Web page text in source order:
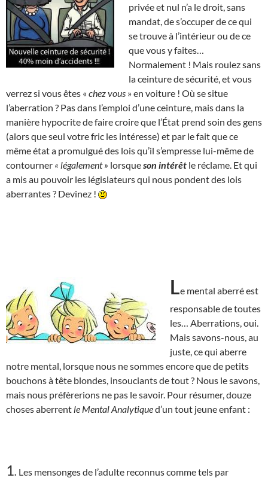
privée et nul n’a le droit, sans
mandat, de s’occuper de ce qui
se trouve à l’intérieur ou de ce
que vous y faites…
Normalement ! Mais roulez sans
la ceinture de sécurité, et vous
verrez si vous êtes « chez vous » en voiture ! Où se situe
l’aberration ? Pas dans l’emploi d’une ceinture, mais dans la
manière hypocrite de faire croire que l’État prend soin des gens
(alors que seul votre fric les intéresse) et par le fait que ce
même état a promulgué des lois qu’il s’empresse lui-même de
contourner « légalement » lorsqueson intérêt le réclame. Et qui
a mis au pouvoir les législateurs qui nous pondent des lois
aberrantes ? Devinez !
Le mental aberré est
responsable de toutes
les… Aberrations, oui.
Mais savons-nous, au
juste, ce qui aberre
notre mental, lorsque nous ne sommes encore que de petits
bouchons à tête blondes, insouciants de tout ? Nous le savons,
mais nous préfèrerions ne pas le savoir. Pour résumer, douze
choses aberrent le Mental Analytiqued’un tout jeune enfant :
1
Les mensonges de l’adulte reconnus comme tels par